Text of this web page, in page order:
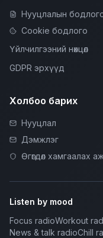
Нууцлалын
Cookie бодлого
Үйлчилгээний нөхцөл
GDPR эрхүүд
Холбоо барих
Нууцлал
Дэмжлэг
Өгөгдөл хамгаалах
Listen by mood
Focus radioWorkout
News & talk radioChill